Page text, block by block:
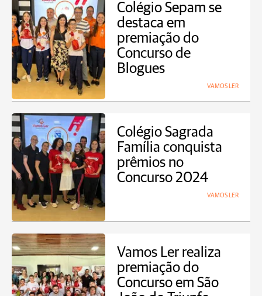
Colégio Sepam se
destaca em
premiação do
Concurso de
Blogues
VAMOS LER
Colégio Sagrada
Família conquista
prêmios no
Concurso 2024
VAMOS LER
Vamos Ler realiza
premiação do
Concurso em São